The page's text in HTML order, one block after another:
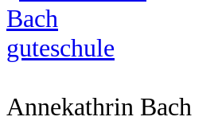
Annekathrin Bach